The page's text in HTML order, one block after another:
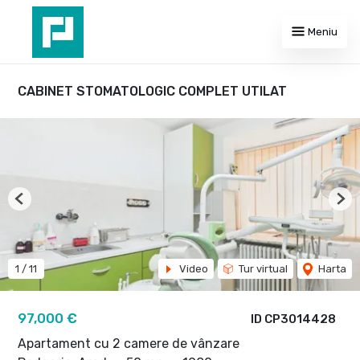
Meniu
CABINET STOMATOLOGIC COMPLET UTILAT
ID CP3014428
97,000 €
Apartament cu 2 camere de vânzare
1 / 11 Video Tur virtual Harta
Previous